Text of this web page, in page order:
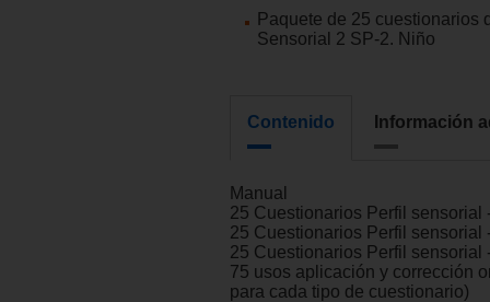
Paquete de 25 cuestionarios
Sensorial 2 SP-2. Niño
Contenido Información
Manual
25 Cuestionarios Perfil sensorial
25 Cuestionarios Perfil sensorial
25 Cuestionarios Perfil sensorial
75 usos aplicación y corrección
para cada tipo de cuestionario)